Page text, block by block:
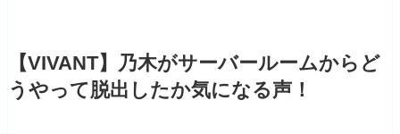
【VIVANT】乃木がサーバールームからど
うやって脱出したか気になる声！